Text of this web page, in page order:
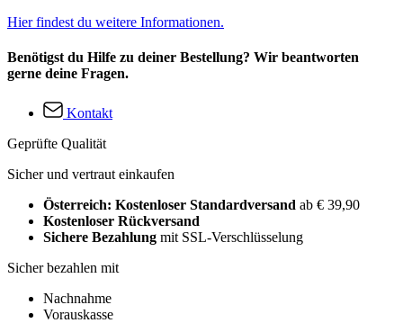
Hier findest du weitere Informationen.
Benötigst du Hilfe zu deiner Bestellung? Wir beantworten
gerne deine Fragen.
Kontakt
Geprüfte Qualität
Sicher und vertraut einkaufen
Österreich: Kostenloser Standardversand ab € 39,90
Kostenloser Rückversand
Sichere Bezahlung mit SSL-Verschlüsselung
Sicher bezahlen mit
Nachnahme
Vorauskasse